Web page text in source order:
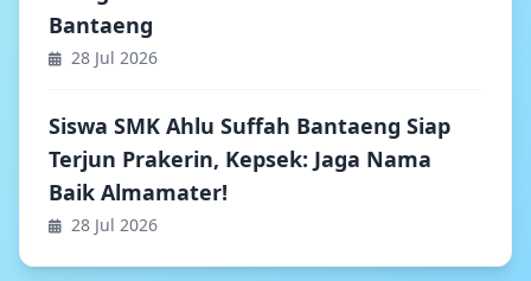
Bantaeng
28 Jul 2026
Siswa SMK Ahlu Suffah Bantaeng Siap
Terjun Prakerin, Kepsek: Jaga Nama
Baik Almamater!
28 Jul 2026